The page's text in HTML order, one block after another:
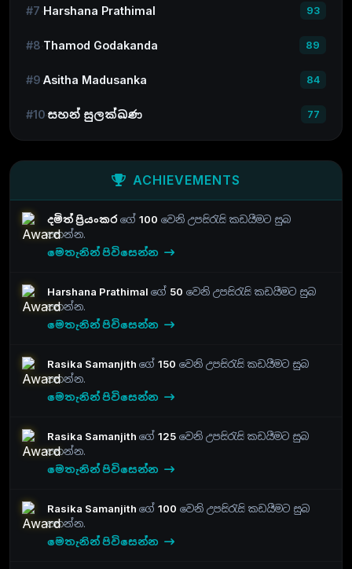
#7 Harshana Prathimal 93
#8 Thamod Godakanda 89
#9 Asitha Madusanka 84
#10 සහන් සුලක්ඛණ 77
ACHIEVEMENTS
දමිත් ප්‍රියංකරගේ 100 වෙනි උපසිරැසි කඩයීමට සුබ
පතන්න.
මෙතැනින් පිවිසෙන්න
Harshana Prathimal ගේ 50 වෙනි උපසිරැසි කඩයීමට සුබ
පතන්න.
මෙතැනින් පිවිසෙන්න
Rasika Samanjith ගේ 150 වෙනි උපසිරැසි කඩයීමට සුබ
පතන්න.
මෙතැනින් පිවිසෙන්න
Rasika Samanjith ගේ 125 වෙනි උපසිරැසි කඩයීමට සුබ
පතන්න.
මෙතැනින් පිවිසෙන්න
Rasika Samanjith ගේ 100 වෙනි උපසිරැසි කඩයීමට සුබ
පතන්න.
මෙතැනින් පිවිසෙන්න